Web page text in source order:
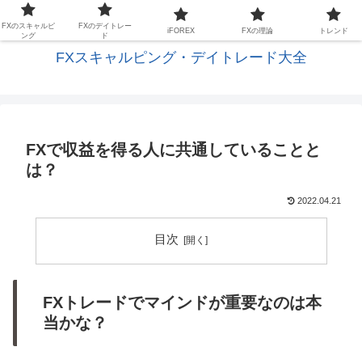
FXの基礎と応用を学びスキャルピングに生かす
FXスキャルピング・デイトレード大全
FXで収益を得る人に共通していることと
は？
2022.04.21
目次
FXトレードでマインドが重要なのは本
当かな？
FXのスキャルピ
ング
FXのデイトレー
ド
iFOREX FXの理論 トレンド